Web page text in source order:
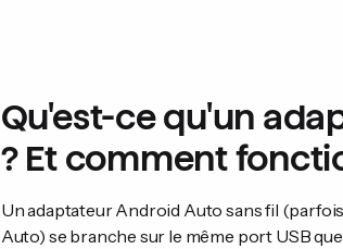
Qu'est-ce qu'un
? Et comment
Un adaptateur Android Auto sans fil
Auto) se branche sur le même port USB